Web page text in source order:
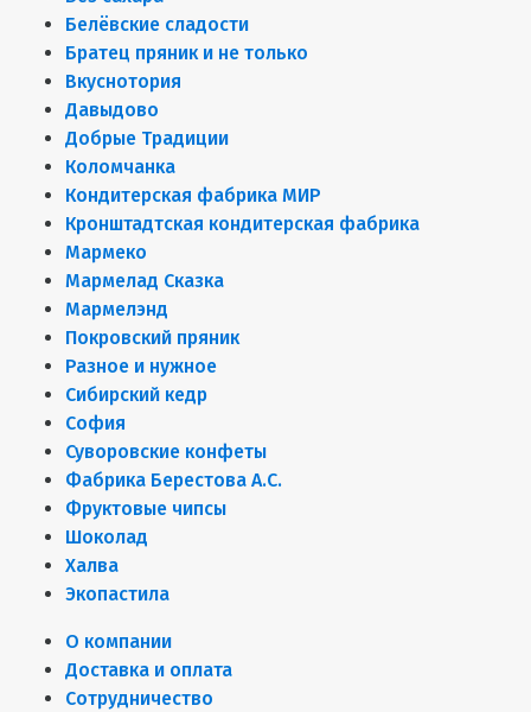
Белёвские сладости
Братец пряник и не только
Вкуснотория
Давыдово
Добрые Традиции
Коломчанка
Кондитерская фабрика МИР
Кронштадтская кондитерская фабрика
Мармеко
Мармелад Сказка
Мармелэнд
Покровский пряник
Разное и нужное
Сибирский кедр
София
Суворовские конфеты
Фабрика Берестова А.С.
Фруктовые чипсы
Шоколад
Халва
Экопастила
О компании
Доставка и оплата
Сотрудничество